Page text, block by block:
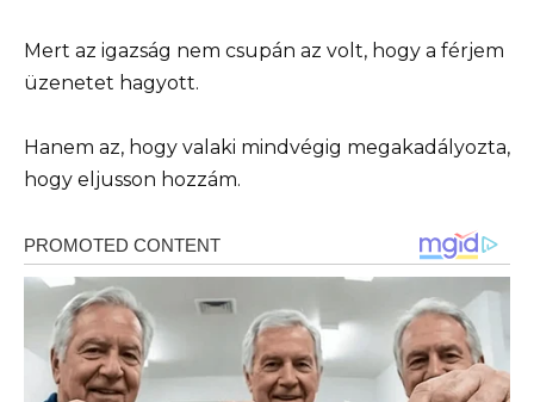
Mert az igazság nem csupán az volt, hogy a férjem
üzenetet hagyott.
Hanem az, hogy valaki mindvégig megakadályozta,
hogy eljusson hozzám.